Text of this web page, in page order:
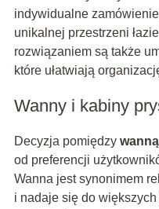
indywidualne
unikalnej przestrzeni
rozwiązaniem są także
które ułatwiają
Wanny i kabiny
Decyzja pomiędzy wanną
od preferencji
Wanna jest synonimem
i nadaje się do